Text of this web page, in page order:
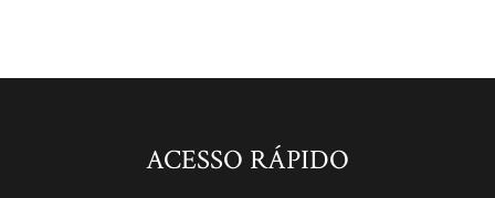
ACESSO RÁPIDO